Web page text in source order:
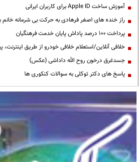
آموزش ساخت Apple ID برای کاربران ایرانی
راز خنده های اصغر فرهادی به حرکت بی شرمانه
پرداخت ۱۰۰ درصد پاداش پایان خدمت فرهنگیان
خلافی آنلاین/استعلام خلافی خودرو از طریق اینترنت،
جسدغرق درخون روح الله داداشی (عکس)
پاسخ های دکتر توکلی به سوالات کنکوری ها